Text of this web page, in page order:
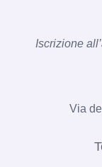
Iscrizione
Via